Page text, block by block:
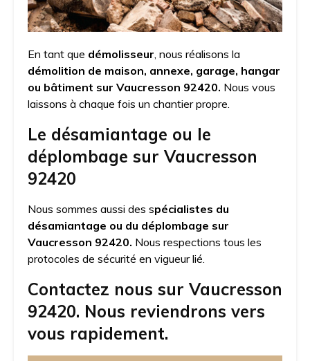
En tant que démolisseur , nous réalisons la
démolition de maison, annexe, garage, hangar
ou bâtiment sur Vaucresson 92420. Nous vous
laissons à chaque fois un chantier propre.
Le désamiantage ou le
déplombage sur Vaucresson
92420
Nous sommes aussi des spécialistes du
désamiantage ou du déplombage sur
Vaucresson 92420. Nous respections tous les
protocoles de sécurité en vigueur lié.
Contactez nous sur Vaucresson
92420. Nous reviendrons vers
vous rapidement.